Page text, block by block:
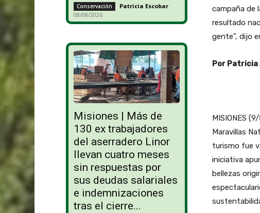
Conservación Patricia Escobar -
08/08/2026
Misiones | Más de
130 ex trabajadores
del aserradero Linor
llevan cuatro meses
sin respuestas por
sus deudas salariales
e indemnizaciones
tras el cierre...
campaña de
resultado
gente”, dijo
Por Patricia
MISIONES
Maravillas
turismo fue
iniciativa
bellezas